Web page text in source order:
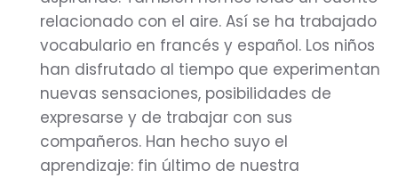
relacionado con el aire. Así se ha trabajado
vocabulario en francés y español. Los niños
han disfrutado al tiempo que experimentan
nuevas sensaciones, posibilidades de
expresarse y de trabajar con sus
compañeros. Han hecho suyo el
aprendizaje: fin último de nuestra